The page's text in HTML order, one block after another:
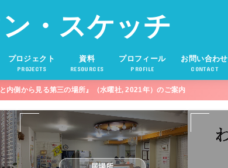
・スケッチ
プロジェクト
PROJECTS
資料
RESOURCES
プロフィール
PROFILE
お問い合わせ
CONTACT
内側から見る第三の場所』（水曜社, 2021年）のご案内